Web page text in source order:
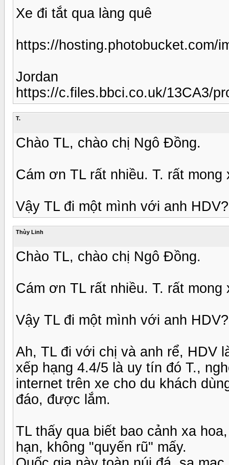
Xe đi tắt qua làng quê
https://hosting.photobucket.com/
Jordan
https://c.files.bbci.co.uk/13CA3/
T.
Chào TL, chào chị Ngô Đồng.
Cám ơn TL rất nhiều. T. rất
Vậy TL đi một mình với anh
Thùy Linh
Chào TL, chào chị Ngô Đồng.
Cám ơn TL rất nhiều. T. rất
Vậy TL đi một mình với anh
Ah, TL đi với chị và anh rể, HDV
xếp hạng 4.4/5 là uy tín đó T.,
internet trên xe cho du khách
đáo, được lắm.
TL thấy qua biết bao cảnh xa
hạn, không "quyến rũ" mấy.